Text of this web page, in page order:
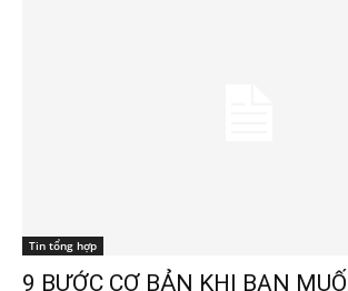
Tin tổng hợp
9 BƯỚC CƠ BẢN KHI BẠN